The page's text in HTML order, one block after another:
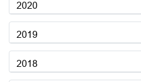
2020
2019
2018